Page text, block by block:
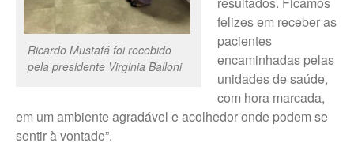
Ricardo Mustafá foi recebido
pela presidente Virginia Balloni
felizes em receber as
pacientes
encaminhadas pelas
unidades de saúde,
com hora marcada,
em um ambiente agradável e acolhedor onde podem se
sentir à vontade”.